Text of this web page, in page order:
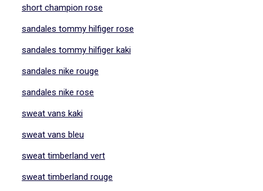
short champion rose
sandales tommy hilfiger rose
sandales tommy hilfiger kaki
sandales nike rouge
sandales nike rose
sweat vans kaki
sweat vans bleu
sweat timberland vert
sweat timberland rouge